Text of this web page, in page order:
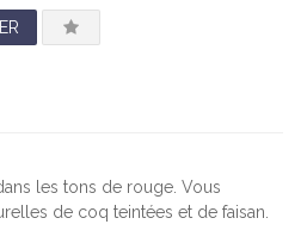
les tons de rouge. Vous
de coq teintées et de faisan.